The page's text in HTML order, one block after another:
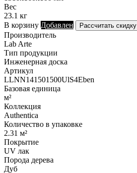
Вес
23.1 кг
В корзину Добавлен Рассчитать скидку
Производитель
Lab Arte
Тип продукции
Инженерная доска
Артикул
LLNN141501500UlS4Eben
Базовая единица
м²
Коллекция
Authentica
Количество в упаковке
2.31 м²
Покрытие
UV лак
Порода дерева
Дуб